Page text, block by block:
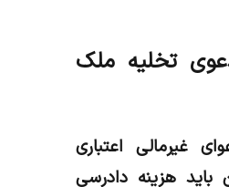
تخلیه ملک
غیرمالی اعتباری
هزینه دادرسی